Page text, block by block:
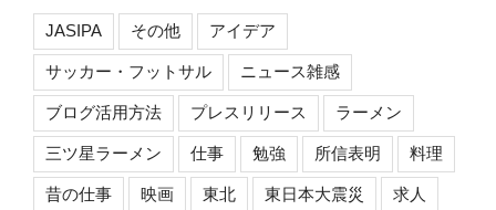
ン
JASIPA その他 アイデア
サッカー・フットサル ニュース雑感
ブログ活用方法 プレスリリース ラーメン
三ツ星ラーメン 仕事 勉強 所信表明 料理
昔の仕事 映画 東北 東日本大震災 求人